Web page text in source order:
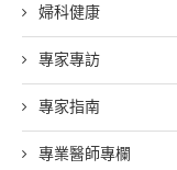
婦科健康
專家專訪
專家指南
專業醫師專欄